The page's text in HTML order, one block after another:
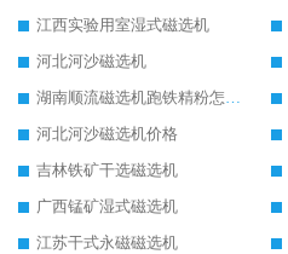
江西实验用室湿式磁选机
河北河沙磁选机
湖南顺流磁选机跑铁精粉怎么处理
河北河沙磁选机价格
吉林铁矿干选磁选机
广西锰矿湿式磁选机
江苏干式永磁磁选机